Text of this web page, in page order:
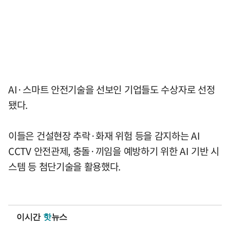
AI·스마트 안전기술을 선보인 기업들도 수상자로 선정
됐다.
이들은 건설현장 추락·화재 위험 등을 감지하는 AI
CCTV 안전관제, 충돌·끼임을 예방하기 위한 AI 기반 시
스템 등 첨단기술을 활용했다.
이시간 핫뉴스